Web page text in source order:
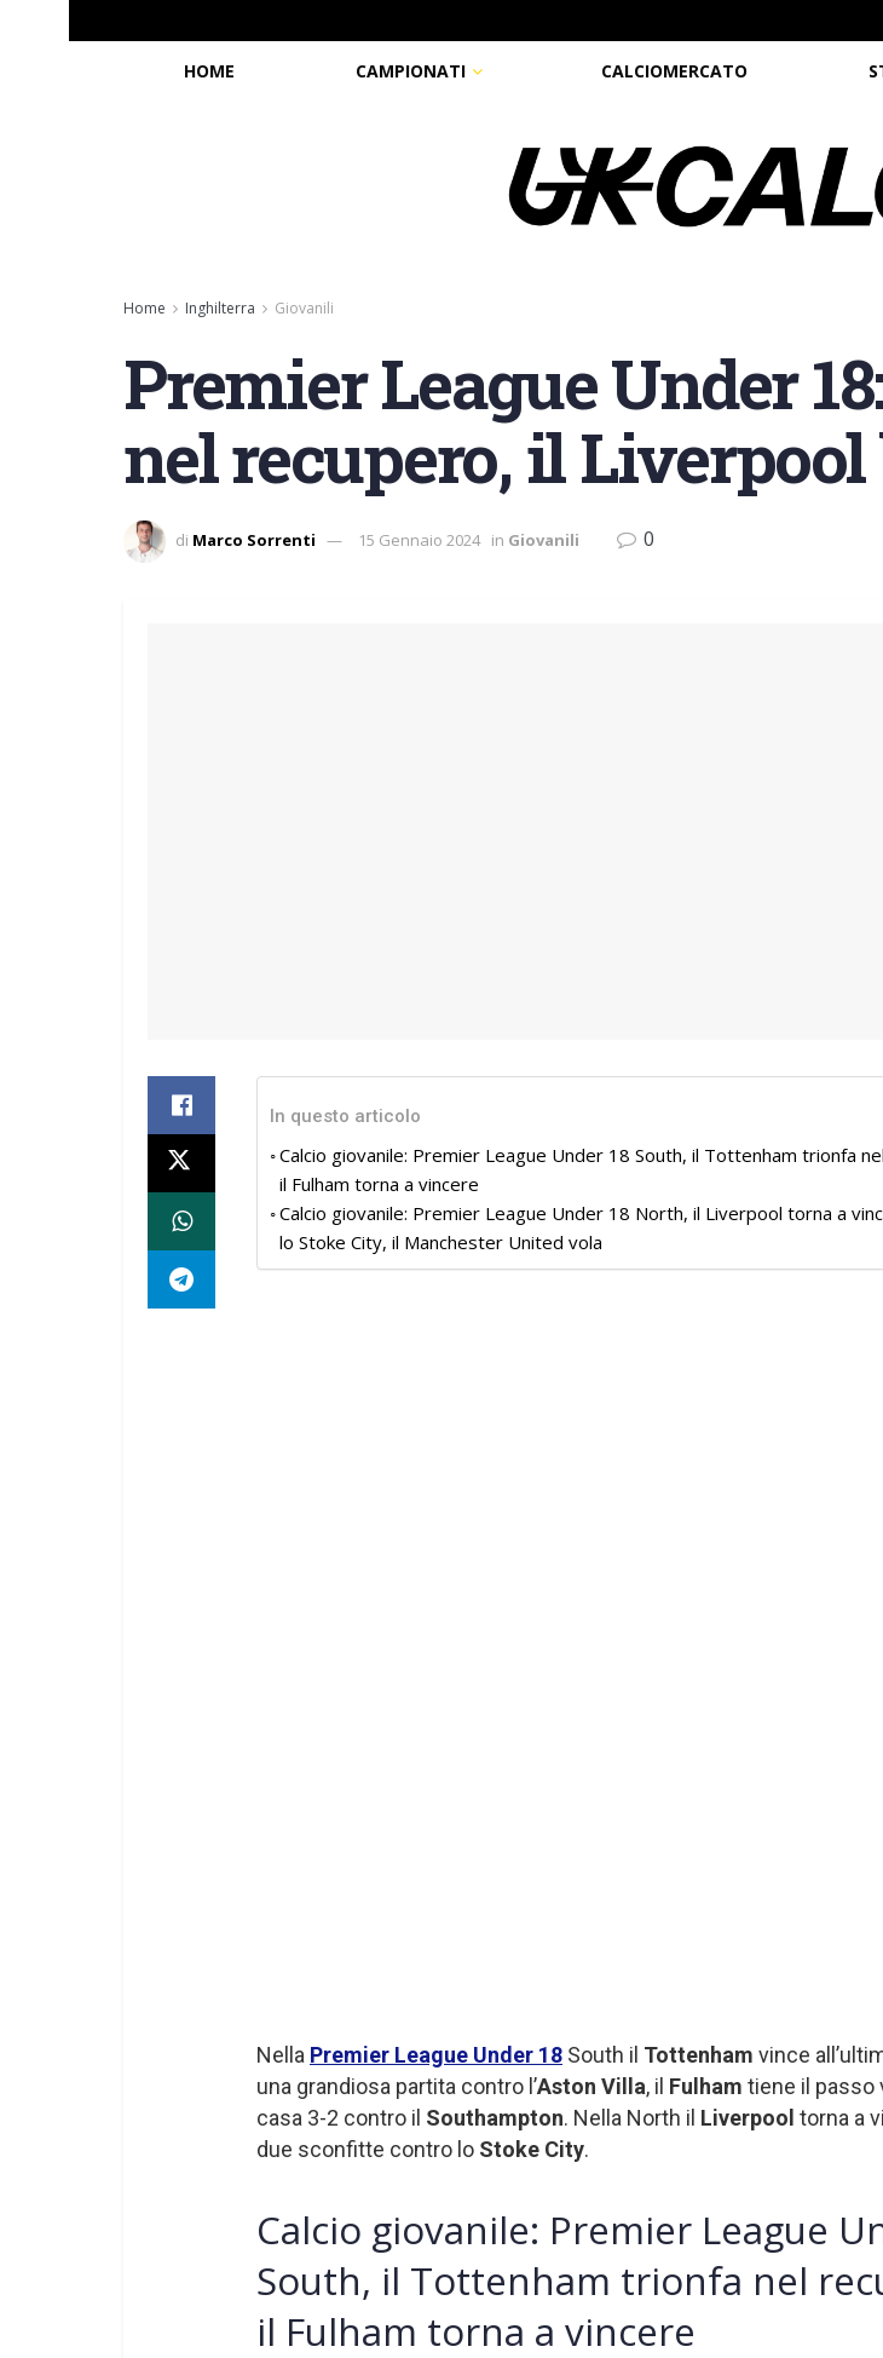
HOME CAMPIONATI CALCIOMERCATO
Home Inghilterra Giovanili
Premier League Under
nel recupero, il Liverpool
di Marco Sorrenti 15 Gennaio 2024 in Giovanili 0
In questo articolo
Calcio giovanile: Premier League Under 18 South, il Tottenham trionfa
il Fulham torna a vincere
Calcio giovanile: Premier League Under 18 North, il Liverpool torna a
lo Stoke City, il Manchester United vola
Nella Premier League Under 18 South il Tottenham vince
una grandiosa partita contro l’Aston Villa, il Fulham tiene il passo
casa 3-2 contro il Southampton. Nella North il Liverpool torna a
due sconfitte contro lo Stoke City.
Calcio giovanile: Premier League
South, il Tottenham trionfa nel
il Fulham torna a vincere